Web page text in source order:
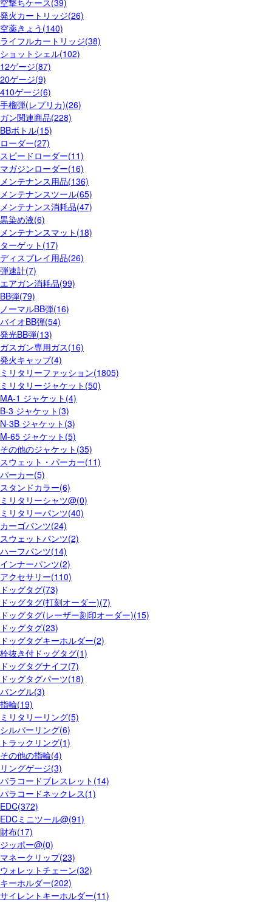
空撃ちケース(39)
発火カートリッジ(26)
空薬きょう(140)
ライフルカートリッジ(38)
ショットシェル(102)
12ゲージ(87)
20ゲージ(9)
410ゲージ(6)
手榴弾(レプリカ)(26)
ガン関連商品(228)
BBボトル(15)
ローダー(27)
スピードローダー(11)
マガジンローダー(16)
メンテナンス用品(136)
メンテナンスツール(65)
メンテナンス消耗品(47)
黒染め液(6)
メンテナンスマット(18)
ターゲット(17)
ディスプレイ用品(26)
弾速計(7)
エアガン消耗品(99)
BB弾(79)
ノーマルBB弾(16)
バイオBB弾(54)
発光BB弾(13)
ガスガン専用ガス(16)
発火キャップ(4)
ミリタリーファッション(1805)
ミリタリージャケット(50)
MA-1 ジャケット(4)
B-3 ジャケット(3)
N-3B ジャケット(3)
M-65 ジャケット(5)
その他のジャケット(35)
スウェット・パーカー(11)
パーカー(5)
スタンドカラー(6)
ミリタリーシャツ@(0)
ミリタリーパンツ(40)
カーゴパンツ(24)
スウェットパンツ(2)
ハーフパンツ(14)
インナーパンツ(2)
アクセサリー(110)
ドッグタグ(73)
ドッグタグ(打刻オーダー)(7)
ドッグタグ(レーザー刻印オーダー)(15)
ドッグタグ(23)
ドッグタグキーホルダー(2)
栓抜き付ドッグタグ(1)
ドッグタグナイフ(7)
ドッグタグパーツ(18)
バングル(3)
指輪(19)
ミリタリーリング(5)
シルバーリング(6)
トラックリング(1)
その他の指輪(4)
リングゲージ(3)
パラコードブレスレット(14)
パラコードネックレス(1)
EDC(372)
EDCミニツール@(91)
財布(17)
ジッポー@(0)
マネークリップ(23)
ウォレットチェーン(32)
キーホルダー(202)
サイレントキーホルダー(11)